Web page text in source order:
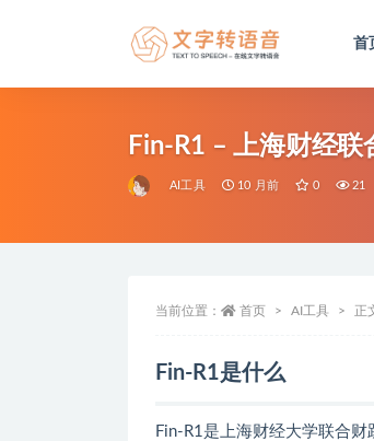
首
Fin-R1 – 上海财经
AI工具 10 月前 0 21
当前位置： 首页 AI工具 正
Fin-R1是什么
Fin-R1是上海财经大学联合